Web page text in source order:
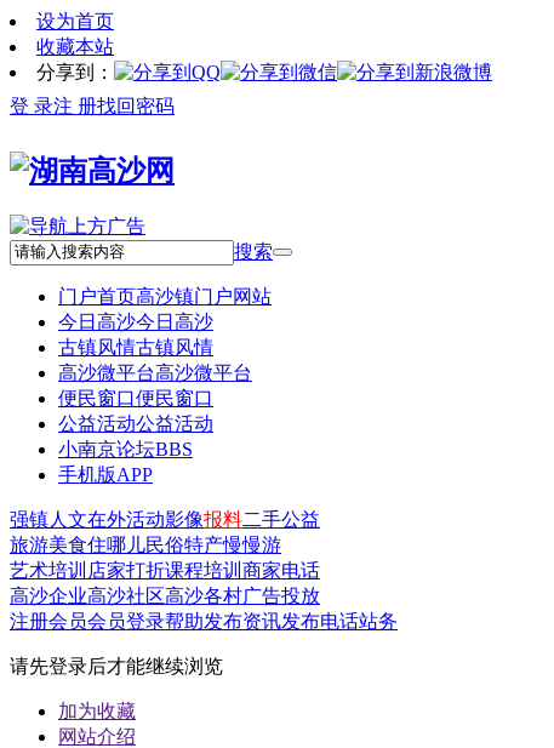
设为首页
收藏本站
分享到：
登 录注 册找回密码
搜索
门户首页高沙镇门户网站
今日高沙今日高沙
古镇风情古镇风情
高沙微平台高沙微平台
便民窗口便民窗口
公益活动公益活动
小南京论坛BBS
手机版APP
强镇人文在外活动影像报料二手公益
旅游美食住哪儿民俗特产慢慢游
艺术培训 店家打折课程培训 商家电话
高沙企业高沙社区高沙各村广告投放
注册会员会员登录帮助发布资讯发布电话站务
请先登录后才能继续浏览
加为收藏
网站介绍